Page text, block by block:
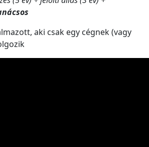
aki csak egy cégnek (vagy